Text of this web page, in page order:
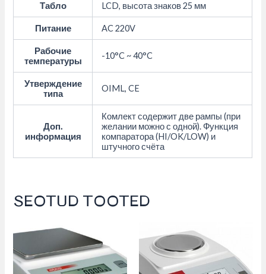
Табло LCD, высота знаков 25 мм
Питание AC 220V
Рабочие
температуры
-10°C ~ 40°C
Утверждение
типа
OIML, CE
Доп.
информация
Комлект содержит две рампы (при
желании можно с одной). Функция
компаратора (HI/OK/LOW) и
штучного счёта
SEOTUD TOOTED
has
multiple
variants.